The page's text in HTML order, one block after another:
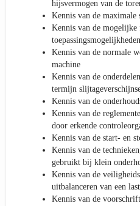
hijsvermogen van de
Kennis van de maximale
Kennis van de mogelijke
Kennis van de normale
machine
Kennis van de
termijn
Kennis van de
Kennis van de
door erkende
Kennis van de start- en
Kennis van de
gebruikt bij klein
Kennis van de
uitbalanceren van een last
Kennis van de